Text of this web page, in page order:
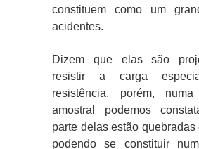
constituem como um
acidentes.
Dizem que elas são
resistir a carga
resistência, porém, numa
amostral podemos
parte delas estão quebradas
podendo se constituir